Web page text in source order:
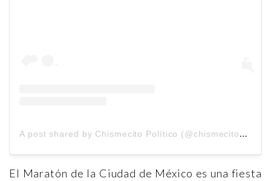
A
post shared by Chismecito Político (@chismecitopolitico)
El Maratón de la Ciudad de México es una fiesta